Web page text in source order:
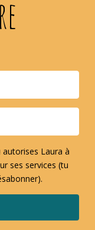
Laura à
ses services (tu